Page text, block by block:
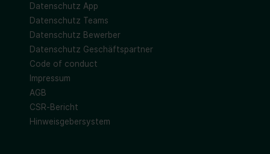
Datenschutz App
Datenschutz Teams
Datenschutz Bewerber
Datenschutz Geschäftspartner
Code of conduct
Impressum
AGB
CSR-Bericht
Hinweisgebersystem